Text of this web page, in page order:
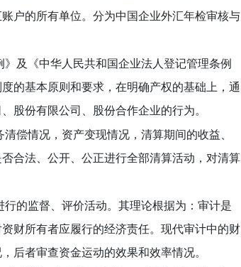
户的所有单位。分为中国企业外汇年检审核与
及《中华人民共和国企业法人登记管理条例
的基本原则和要求，在明确产权的基础上，通
股份有限公司、股份合作企业的行为。
偿情况，资产变现情况，清算期间的收益、
合法、公开、公正进行全部清算活动，对清算
的监督、评价活动。其理论根据为：审计是
财所有者应履行的经济责任。现代审计中的财
后者审查资金运动的效果和效率情况。